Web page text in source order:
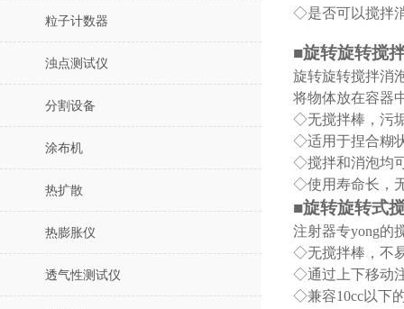
粒子计数器
浊点测试仪
分割设备
涂布机
热扩散
热膨胀仪
透气性测试仪
◇是否可以搅拌
■旋转旋转搅
旋转旋转搅拌消
将物体放在容器
◇无搅拌棒，污
◇适用于捏合糊
◇搅拌和消泡均
◇使用寿命长，
■旋转旋转式
注射器专yong的
◇无搅拌棒，不
◇通过上下移动
◇兼容10cc以下